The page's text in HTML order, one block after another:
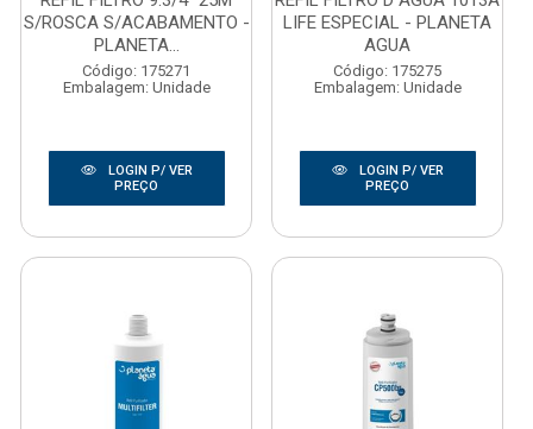
S/ROSCA S/ACABAMENTO -
PLANETA...
Código: 175271
Embalagem: Unidade
LOGIN P/ VER
PREÇO
LIFE ESPECIAL - PLANETA
AGUA
Código: 175275
Embalagem: Unidade
LOGIN P/ VER
PREÇO